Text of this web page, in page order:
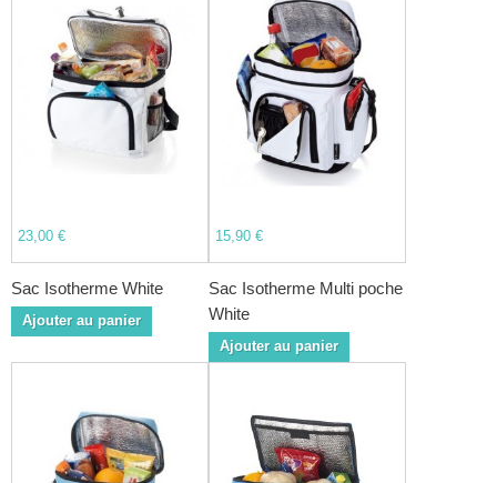
23,00 €
Sac Isotherme White
Ajouter au panier
15,90 €
Sac Isotherme Multi poche
White
Ajouter au panier